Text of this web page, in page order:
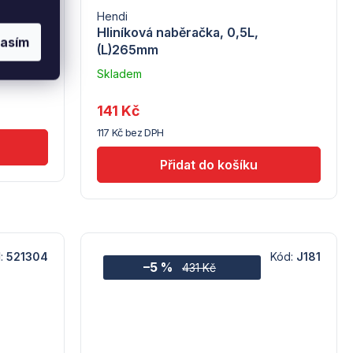
Hliníková naběračka, 0,5L,
(L)265mm
Hendi
Skladem
dodavatele
(7) -
Hendi
117 Kč bez DPH
141 Kč
521304
431 Kč
–5 %
Kód: J181